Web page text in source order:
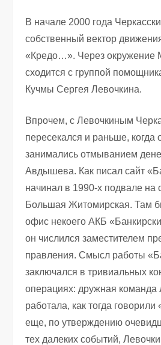
В начале 2000 года
собственный вектор
«Кредо…». Через окружение
сходится с группой
Кучмы Сергея Левочкина.
Впрочем, с Левочкиным
пересекался и раньше, когда
занимались отмыванием
Авдышева. Как писал сайт
начинал в 1990-х подвале на
Большая Житомирская. Там
офис некоего АКБ
он числился заместителем
правления. Смысл работы
заключался в тривиальных
операциях: дружная команда
работала, как тогда
еще, по утверждению
тех далеких событий,